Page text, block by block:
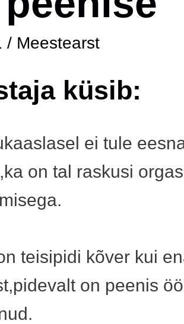
/ Meestearst
küsib:
ei tule
on tal raskusi
teisipidi kõver kui
on peenis